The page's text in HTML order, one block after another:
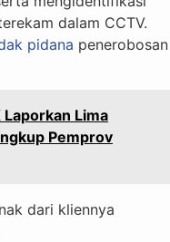
dalam CCTV.
pidana penerobosan
Laporkan Lima
Pemprov
dari kliennya